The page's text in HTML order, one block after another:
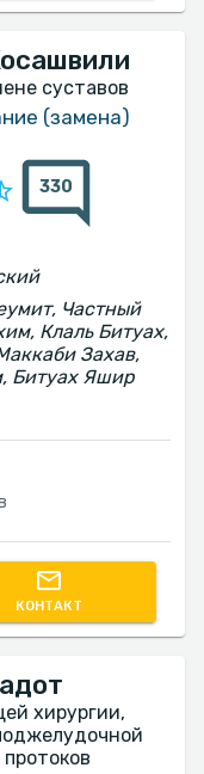
суставов
(замена)
330
Частный
Клаль Битуах,
Захав,
Битуах Яшир
КОНТАКТ
хирургии,